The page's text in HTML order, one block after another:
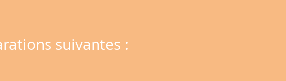
suivantes :